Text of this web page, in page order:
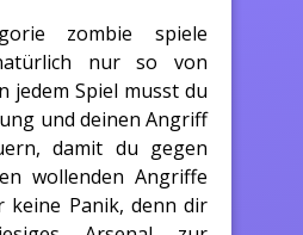
zombie spiele
nur so von
jedem Spiel musst du
und deinen Angriff
damit du gegen
wollenden Angriffe
keine Panik, denn dir